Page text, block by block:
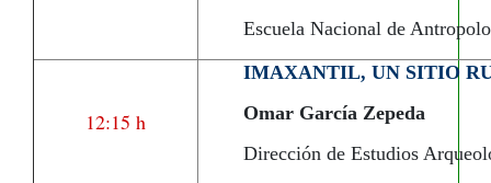
Escuela Nacional de
12:15 h
IMAXANTIL, UN SITIO
Omar García Zepeda
Dirección de Estudios